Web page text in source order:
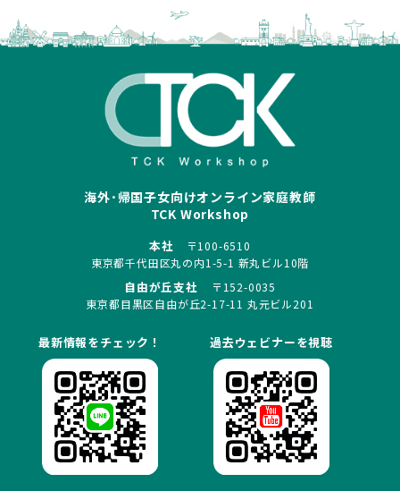
海外･帰国子女向けオンライン家庭教師
TCK Workshop
本社
〒100-6510
東京都千代田区丸の内1-5-1 新丸ビル10階
自由が丘支社
〒152-0035
東京都目黒区自由が丘2-17-11 丸元ビル201
最新情報をチェック！ 過去ウェビナーを視聴